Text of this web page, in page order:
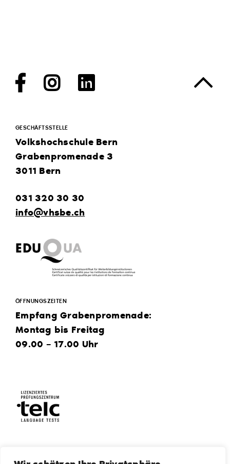
GESCHÄFTSSTELLE
Volkshochschule Bern
Grabenpromenade 3
3011 Bern
031 320 30 30
info@vhsbe.ch
ÖFFNUNGSZEITEN
Empfang Grabenpromenade:
Montag bis Freitag
09.00 – 17.00 Uhr
FacebookInstagram